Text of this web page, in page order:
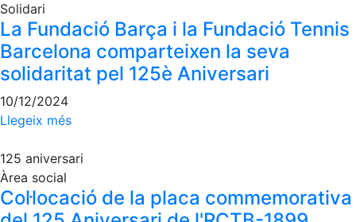
Penyes del Club
Wellness Center
Servei de fisiosalut
Entrenaments personals
Piscina
Normativa
Restaurants
Restaurant
Solidari
La Fundació Barça i la Fundació Tennis
Barcelona comparteixen la seva
solidaritat pel 125è Aniversari
10/12/2024
Llegeix més
125 aniversari
Àrea social
Col·locació de la placa commemorativa